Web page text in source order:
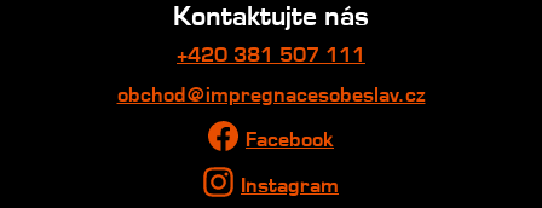
Kontaktujte nás
+420 381 507 111
obchod@impregnacesobeslav.cz
Facebook
Instagram